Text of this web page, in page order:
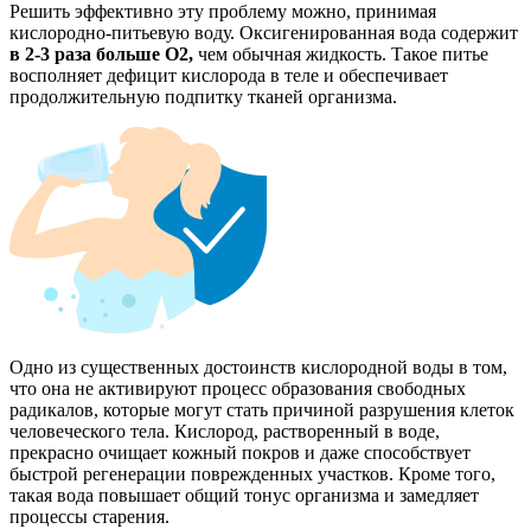
Решить эффективно эту проблему можно, принимая
кислородно-питьевую воду. Оксигенированная вода содержит
в 2-3 раза больше О2, чем обычная жидкость. Такое питье
восполняет дефицит кислорода в теле и обеспечивает
продолжительную подпитку тканей организма.
Одно из существенных достоинств кислородной воды в том,
что она не активируют процесс образования свободных
радикалов, которые могут стать причиной разрушения клеток
человеческого тела. Кислород, растворенный в воде,
прекрасно очищает кожный покров и даже способствует
быстрой регенерации поврежденных участков. Кроме того,
такая вода повышает общий тонус организма и замедляет
процессы старения.